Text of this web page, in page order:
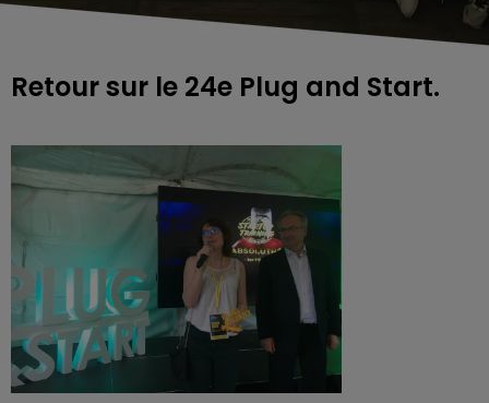
Retour sur le 24e Plug and Start.